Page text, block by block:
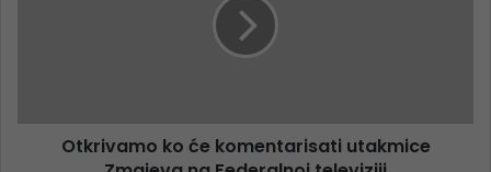
Otkrivamo ko će komentarisati utakmice